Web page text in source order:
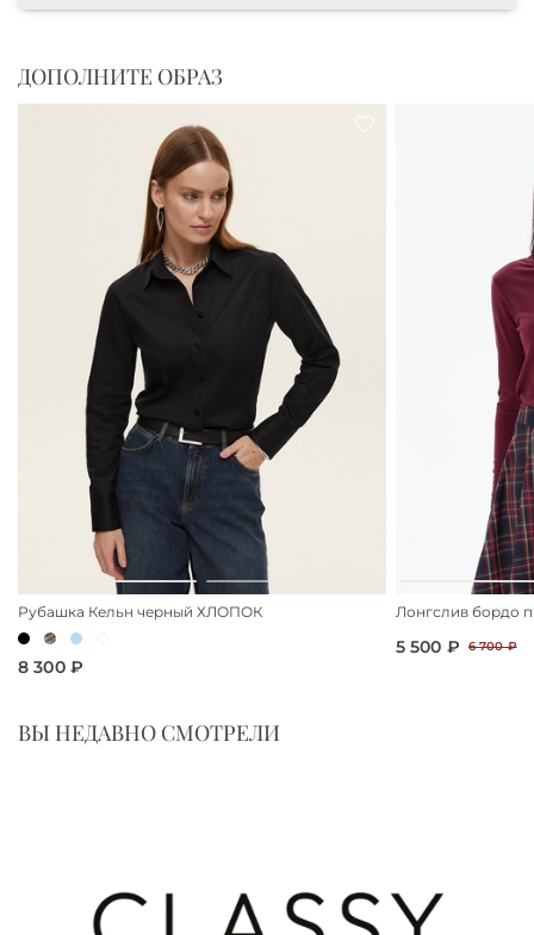
ДОПОЛНИТЕ ОБРАЗ
Рубашка Кельн черный ХЛОПОК
8 300 ₽
Лонгслив бордо
5 500 ₽ 6 700 ₽
ВЫ НЕДАВНО СМОТРЕЛИ